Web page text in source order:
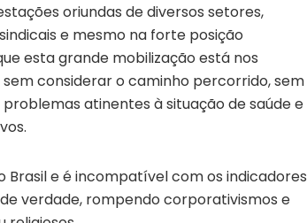
oriundas de diversos setores,
e mesmo na forte posição
esta grande mobilização está nos
considerar o caminho percorrido, sem
atinentes à situação de saúde e
e é incompatível com os indicadores
verdade, rompendo corporativismos e